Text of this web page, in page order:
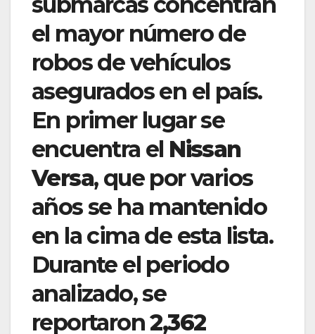
el mayor número de
robos de vehículos
asegurados en el país.
En primer lugar se
encuentra el Nissan
Versa, que por varios
años se ha mantenido
en la cima de esta lista.
Durante el periodo
analizado, se
reportaron2,362